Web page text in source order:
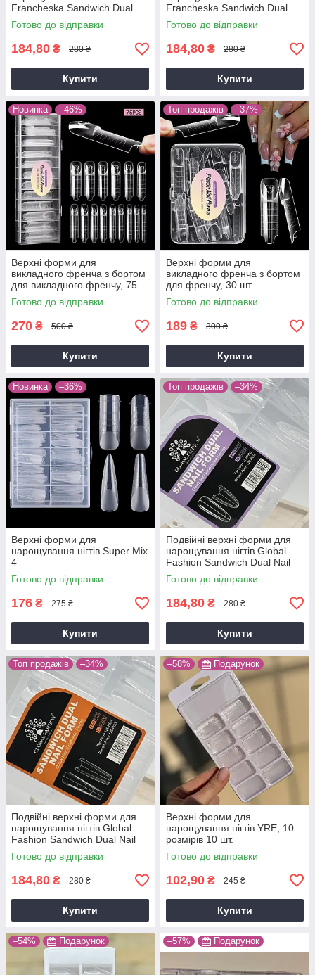
Francheska Sandwich Dual
Nail Form 240 шт (Стилет)
Khaki
Готово до відправки
184,80 ₴ 280 ₴
Купити
Francheska Sandwich Dual
Nail Form 240 шт (Мигдаль)
Violet
Готово до відправки
184,80 ₴ 280 ₴
Купити
Новинка –46%
Верхні форми для
викладного френча з бортом
для викладного френчу, 75
шт
Готово до відправки
270 ₴ 500 ₴
Купити
Топ продажів –37%
Верхні форми для
викладного френча з бортом
для френчу, 30 шт
Готово до відправки
189 ₴ 300 ₴
Купити
Новинка –36%
Верхні форми для
нарощування нігтів Super Mix
4
Готово до відправки
176 ₴ 275 ₴
Купити
Топ продажів –34%
Подвійні верхні форми для
нарощування нігтів Global
Fashion Sandwich Dual Nail
Form (Мигдаль) Light Purple
Готово до відправки
184,80 ₴ 280 ₴
Купити
Топ продажів –34%
Подвійні верхні форми для
нарощування нігтів Global
Fashion Sandwich Dual Nail
Form (Квадрат) Pumpkin
Готово до відправки
184,80 ₴ 280 ₴
Купити
–58% Подарунок
Верхні форми для
нарощування нігтів YRE, 10
розмірів 10 шт.
Готово до відправки
102,90 ₴ 245 ₴
Купити
–54% Подарунок –57% Подарунок